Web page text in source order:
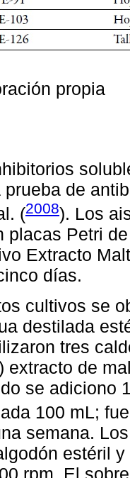
propia
de
(2008). Los
placas Petri
Extracto
días.
cultivos se
destilada
tres
extracto de
se adiciono
100 mL;
semana.
estéril
rpm. El